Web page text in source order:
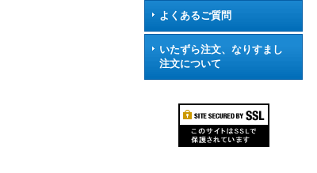
よくあるご質問
いたずら注文、なりすまし
注文について